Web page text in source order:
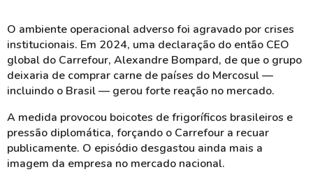
O ambiente operacional adverso foi agravado por crises
institucionais. Em 2024, uma declaração do então CEO
global do Carrefour, Alexandre Bompard, de que o grupo
deixaria de comprar carne de países do Mercosul —
incluindo o Brasil — gerou forte reação no mercado.
A medida provocou boicotes de frigoríficos brasileiros e
pressão diplomática, forçando o Carrefour a recuar
publicamente. O episódio desgastou ainda mais a
imagem da empresa no mercado nacional.